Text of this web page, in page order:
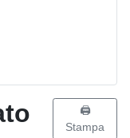
🖨️
Stampa